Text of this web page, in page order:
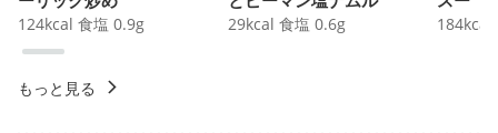
124kcal 食塩 0.9g 29kcal 食塩 0.6g 184kcal
もっと見る